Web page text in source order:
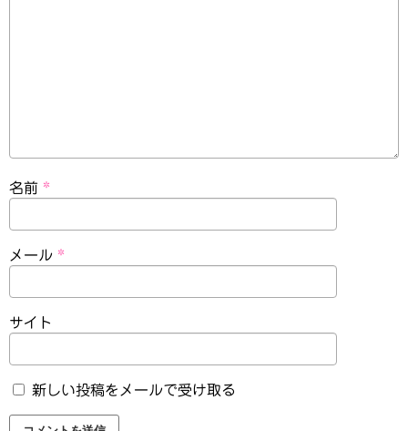
名前 *
メール *
サイト
新しい投稿をメールで受け取る